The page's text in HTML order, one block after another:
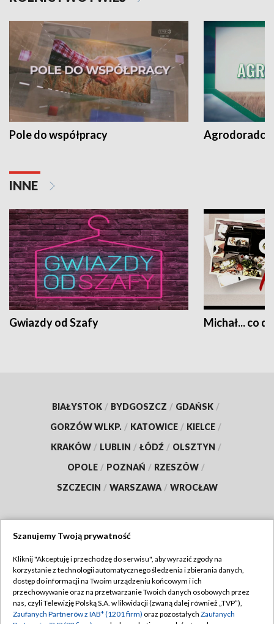
Pole do współpracy Agrodoradcy
INNE
Gwiazdy od Szafy Michał... co
BIAŁYSTOK / BYDGOSZCZ / GDAŃSK /
GORZÓW WLKP. / KATOWICE / KIELCE /
KRAKÓW / LUBLIN / ŁÓDŹ / OLSZTYN /
OPOLE / POZNAŃ / RZESZÓW /
SZCZECIN / WARSZAWA / WROCŁAW
TVP
Abonament TVP
Emisja w TVP
Regulamin TVP
Polityka prywatności
Szanujemy Twoją prywatność
Kliknij "Akceptuję i przechodzę do serwisu", aby wyrazić zgody na
korzystanie z technologii automatycznego śledzenia i zbierania danych,
dostęp do informacji na Twoim urządzeniu końcowym i ich
przechowywanie oraz na przetwarzanie Twoich danych osobowych przez
nas, czyli Telewizję Polską S.A. w likwidacji (zwaną dalej również „TVP”),
Zaufanych Partnerów z IAB* (1201 firm) oraz pozostałych Zaufanych